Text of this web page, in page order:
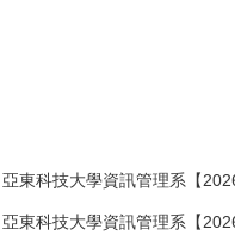
亞東科技大學資訊管理系【
亞東科技大學資訊管理系【